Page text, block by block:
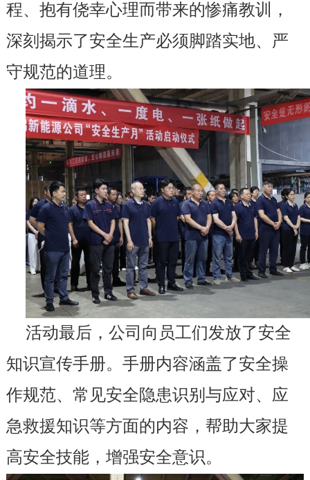
程、抱有侥幸心理而带来的惨痛教训，
深刻揭示了安全生产必须脚踏实地、严
守规范的道理。
活动最后，公司向员工们发放了安全
知识宣传手册。手册内容涵盖了安全操
作规范、常见安全隐患识别与应对、应
急救援知识等方面的内容，帮助大家提
高安全技能，增强安全意识。